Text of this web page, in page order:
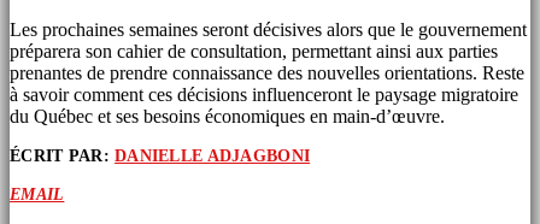
Les prochaines semaines seront décisives alors que le gouvernement
préparera son cahier de consultation, permettant ainsi aux parties
prenantes de prendre connaissance des nouvelles orientations. Reste
à savoir comment ces décisions influenceront le paysage migratoire
du Québec et ses besoins économiques en main-d’œuvre.
ÉCRIT PAR:DANIELLE ADJAGBONI
EMAIL